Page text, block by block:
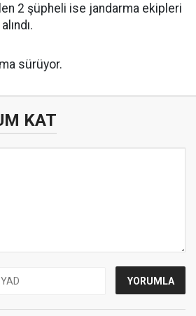
2 şüpheli ise jandarma ekipleri
sürüyor.
KAT